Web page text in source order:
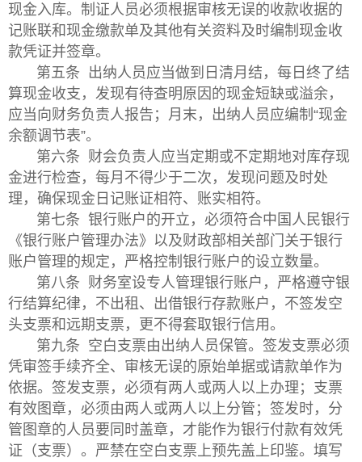
现金入库。制证人员必须根据审核无误的收款收据的
记账联和现金缴款单及其他有关资料及时编制现金收
款凭证并签章。
第五条 出纳人员应当做到日清月结，每日终了结
算现金收支，发现有待查明原因的现金短缺或溢余，
应当向财务负责人报告；月末，出纳人员应编制“现金
余额调节表”。
第六条 财会负责人应当定期或不定期地对库存现
金进行检查，每月不得少于二次，发现问题及时处
理，确保现金日记账证相符、账实相符。
第七条 银行账户的开立，必须符合中国人民银行
《银行账户管理办法》以及财政部相关部门关于银行
账户管理的规定，严格控制银行账户的设立数量。
第八条 财务室设专人管理银行账户，严格遵守银
行结算纪律，不出租、出借银行存款账户，不签发空
头支票和远期支票，更不得套取银行信用。
第九条 空白支票由出纳人员保管。签发支票必须
凭审签手续齐全、审核无误的原始单据或请款单作为
依据。签发支票，必须有两人或两人以上办理；支票
有效图章，必须由两人或两人以上分管；签发时，分
管图章的人员要同时盖章，才能作为银行付款有效凭
证（支票）。严禁在空白支票上预先盖上印鉴。填写